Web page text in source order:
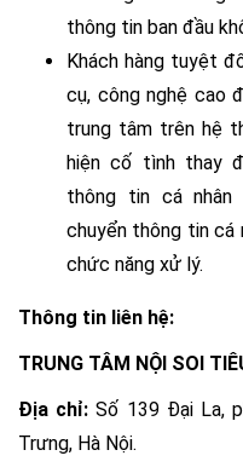
thông tin ban đầu
Khách hàng tuyệt
cụ, công nghệ cao
trung tâm trên hệ
hiện cố tình thay
thông tin cá
chuyển thông tin cá
chức năng xử lý.
Thông tin liên hệ:
TRUNG TÂM NỘI SOI
Địa chỉ:Số 139 Đại La,
Trưng, Hà Nội.